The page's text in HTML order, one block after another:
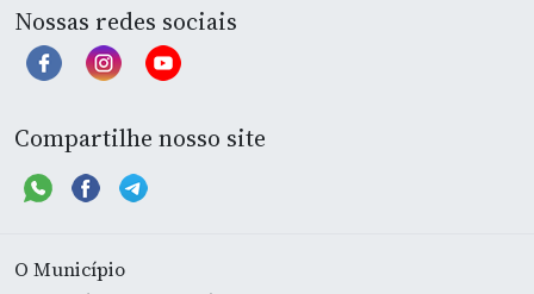
Nossas redes sociais
Compartilhe nosso site
O Município